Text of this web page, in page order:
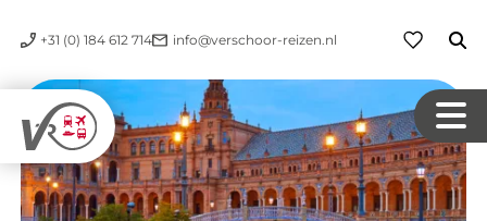
+31 (0) 184 612 714 info@verschoor-reizen.nl